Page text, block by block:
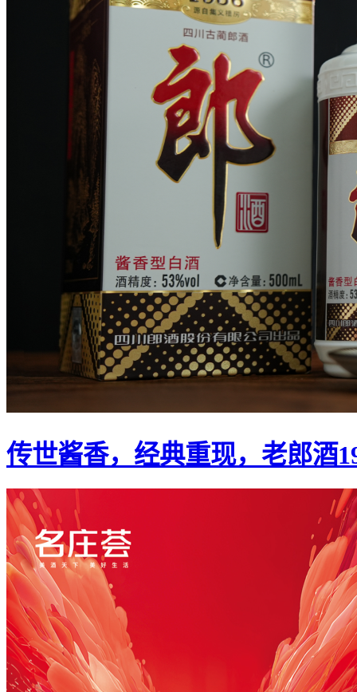
传世酱香，经典重现，老郎酒